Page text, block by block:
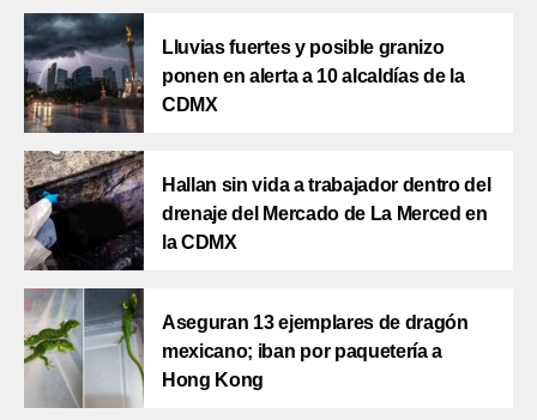
Lluvias fuertes y posible granizo
ponen en alerta a 10 alcaldías de la
CDMX
Hallan sin vida a trabajador dentro del
drenaje del Mercado de La Merced en
la CDMX
Aseguran 13 ejemplares de dragón
mexicano; iban por paquetería a
Hong Kong